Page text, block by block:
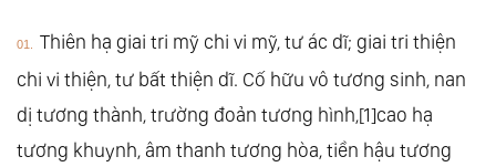
30.Đạo Đức Kinh: Chương 26. Trọng Đức
31.Đạo Đức Kinh: Chương 27. Xảo Dụng
32.Đạo Đức Kinh: Chương 28. Phản Phác
33.Đạo Đức Kinh: Chương 29. Vô Vi
Thiên hạ giai tri mỹ chi vi mỹ, tư ác dĩ; giai tri thiện
chi vi thiện, tư bất thiện dĩ. Cố hữu vô tương sinh, nan
dị tương thành, trường đoản tương hình,[1]cao hạ
tương khuynh, âm thanh tương hòa, tiền hậu tương